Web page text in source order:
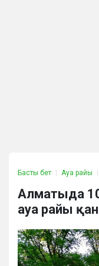
Басты бет Ауа райы
Алматыда
ауа райы